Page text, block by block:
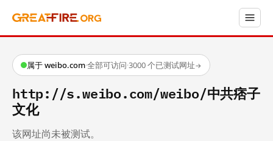
属于 weibo.com·全部可访问·3000 个已测试网址→
http://s.weibo.com/weibo/中共痞子
文化
该网址尚未被测试。